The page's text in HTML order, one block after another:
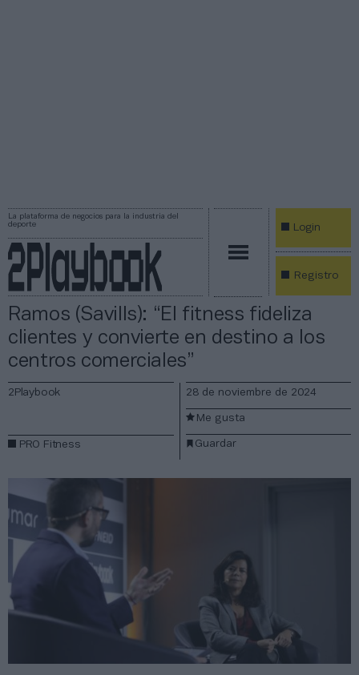
La plataforma de negocios para la industria del
deporte
Login
Registro
Ramos (Savills): “El fitness fideliza
clientes y convierte en destino a los
centros comerciales”
2Playbook
PRO Fitness
28 de noviembre de 2024
Guardar
Me gusta